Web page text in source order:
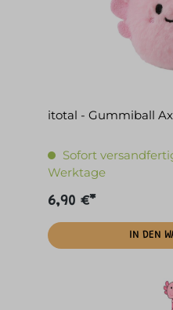
itotal - Gummiball
Sofort
Werktage
6,90 €*
IN DEN